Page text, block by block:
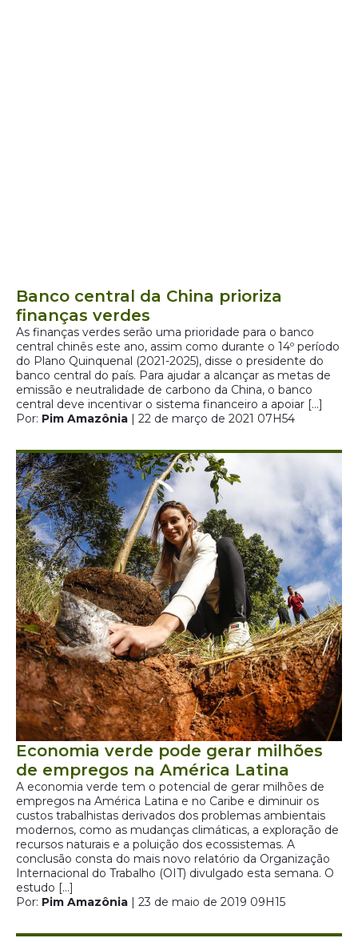
Banco central da China prioriza
finanças verdes
As finanças verdes serão uma prioridade para o banco
central chinês este ano, assim como durante o 14º período
do Plano Quinquenal (2021-2025), disse o presidente do
banco central do país. Para ajudar a alcançar as metas de
emissão e neutralidade de carbono da China, o banco
central deve incentivar o sistema financeiro a apoiar […]
Por: Pim Amazônia | 22 de março de 2021 07H54
Economia verde pode gerar milhões
de empregos na América Latina
A economia verde tem o potencial de gerar milhões de
empregos na América Latina e no Caribe e diminuir os
custos trabalhistas derivados dos problemas ambientais
modernos, como as mudanças climáticas, a exploração de
recursos naturais e a poluição dos ecossistemas. A
conclusão consta do mais novo relatório da Organização
Internacional do Trabalho (OIT) divulgado esta semana. O
estudo […]
Por: Pim Amazônia | 23 de maio de 2019 09H15